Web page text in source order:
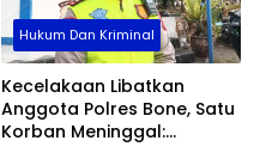
Hukum Dan Kriminal
Kecelakaan Libatkan
Anggota Polres Bone, Satu
Korban Meninggal: